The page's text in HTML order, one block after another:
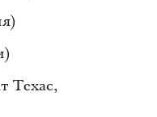
Техас,